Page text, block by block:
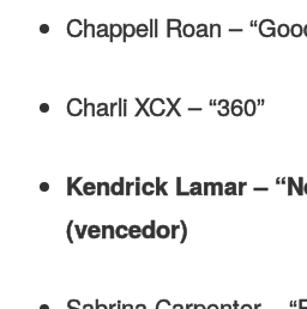
Chappell Roan –
Charli XCX – “360”
Kendrick Lamar –
(vencedor)